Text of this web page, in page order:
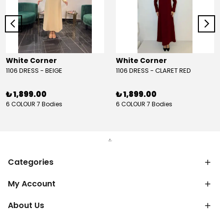
White Corner
1106 DRESS - BEIGE
₺ 1,899.00
6 COLOUR 7 Bodies
White Corner
1106 DRESS - CLARET RED
₺ 1,899.00
6 COLOUR 7 Bodies
Categories
My Account
About Us